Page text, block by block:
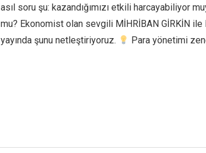
asıl soru şu: kazandığımızı etkili harcayabiliyor
mu? Ekonomist olan sevgili MİHRİBAN GİRKİN
yayında şunu netleştiriyoruz.
Para yönetimi